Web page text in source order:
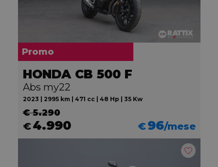
Promo
HONDA CB 500 F
Abs my22
2023 | 2995 km | 471 cc | 48 Hp | 35 Kw
€ 5.290
€4.990 €96/mese